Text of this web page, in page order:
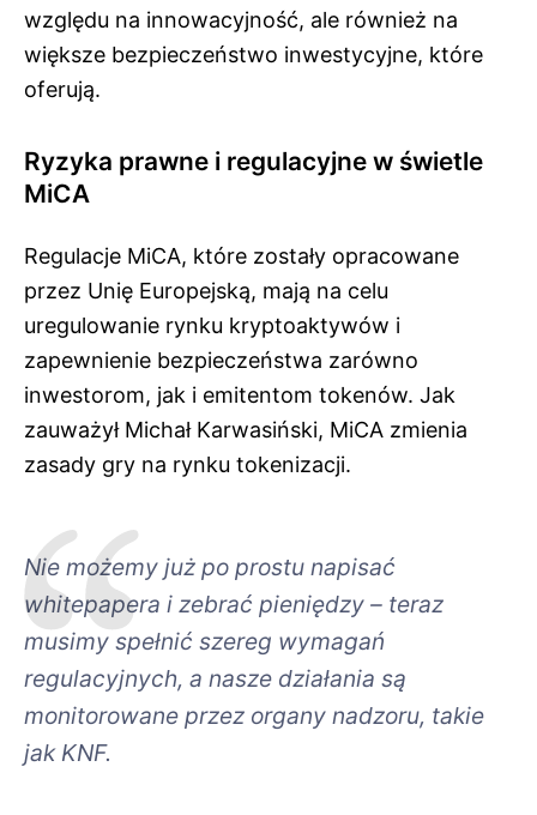
względu na innowacyjność, ale również na
większe bezpieczeństwo inwestycyjne, które
oferują.
Ryzyka prawne i regulacyjne w świetle
MiCA
Regulacje MiCA, które zostały opracowane
przez Unię Europejską, mają na celu
uregulowanie rynku kryptoaktywów i
zapewnienie bezpieczeństwa zarówno
inwestorom, jak i emitentom tokenów. Jak
zauważył Michał Karwasiński, MiCA zmienia
zasady gry na rynku tokenizacji.
Nie możemy już po prostu napisać
whitepapera i zebrać pieniędzy – teraz
musimy spełnić szereg wymagań
regulacyjnych, a nasze działania są
monitorowane przez organy nadzoru, takie
jak KNF.